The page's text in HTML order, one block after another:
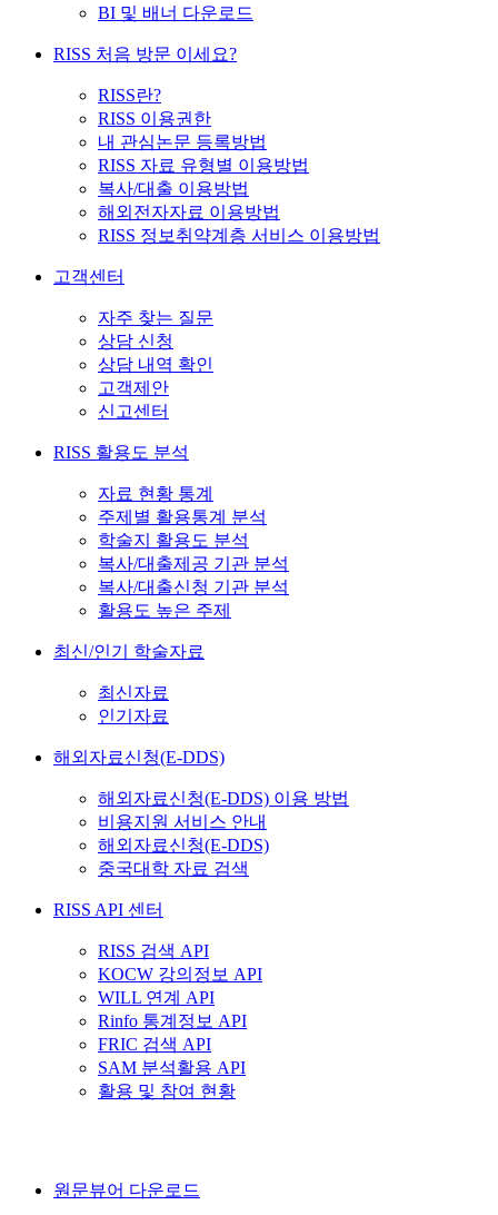
BI 및 배너 다운로드
RISS 처음 방문 이세요?
RISS란?
RISS 이용권한
내 관심논문 등록방법
RISS 자료 유형별 이용방법
복사/대출 이용방법
해외전자자료 이용방법
RISS 정보취약계층 서비스 이용방법
고객센터
자주 찾는 질문
상담 신청
상담 내역 확인
고객제안
신고센터
RISS 활용도 분석
자료 현황 통계
주제별 활용통계 분석
학술지 활용도 분석
복사/대출제공 기관 분석
복사/대출신청 기관 분석
활용도 높은 주제
최신/인기 학술자료
최신자료
인기자료
해외자료신청(E-DDS)
해외자료신청(E-DDS) 이용 방법
비용지원 서비스 안내
해외자료신청(E-DDS)
중국대학 자료 검색
RISS API 센터
RISS 검색 API
KOCW 강의정보 API
WILL 연계 API
Rinfo 통계정보 API
FRIC 검색 API
SAM 분석활용 API
활용 및 참여 현황
원문뷰어 다운로드